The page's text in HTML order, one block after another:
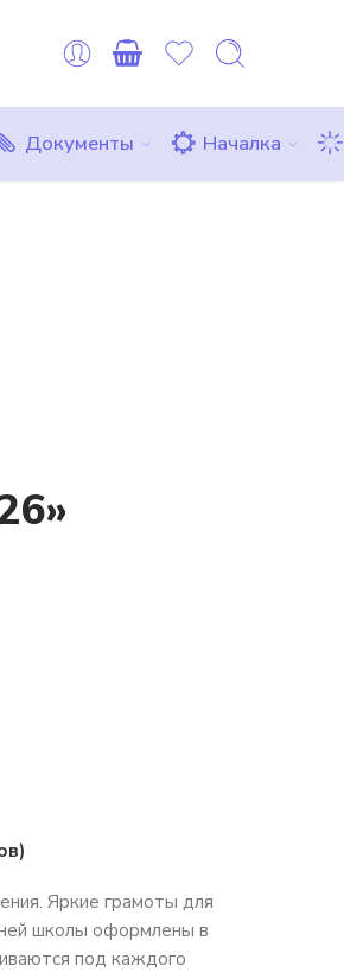
любого другого банка или
Документы Началка
Яркие грамоты для
школы оформлены в
под каждого